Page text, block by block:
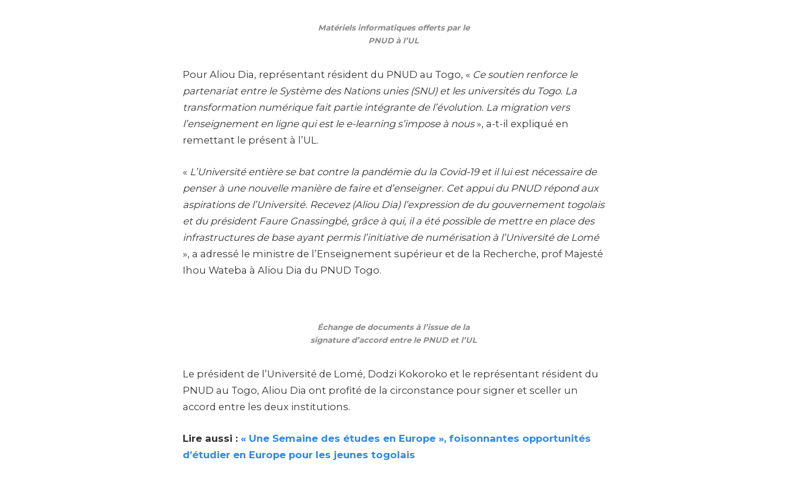
Matériels informatiques offerts par le
PNUD à l’UL
Pour Aliou Dia, représentant résident du PNUD au Togo, « Ce soutien renforce le
partenariat entre le Système des Nations unies (SNU) et les universités du Togo. La
transformation numérique fait partie intégrante de l’évolution. La migration vers
l’enseignement en ligne qui est le e-learning s’impose à nous», a-t-il expliqué en
remettant le présent à l’UL.
« L’Université entière se bat contre la pandémie du la Covid-19 et il lui est nécessaire de
penser à une nouvelle manière de faire et d’enseigner. Cet appui du PNUD répond aux
aspirations de l’Université. Recevez (Aliou Dia) l’expression de du gouvernement togolais
et du président Faure Gnassingbé, grâce à qui, il a été possible de mettre en place des
infrastructures de base ayant permis l’initiative de numérisation à l’Université de Lomé
», a adressé le ministre de l’Enseignement supérieur et de la Recherche, prof Majesté
Ihou Wateba à Aliou Dia du PNUD Togo.
Échange de documents à l’issue de la
signature d’accord entre le PNUD et l’UL
Le président de l’Université de Lomé, Dodzi Kokoroko et le représentant résident du
PNUD au Togo, Aliou Dia ont profité de la circonstance pour signer et sceller un
accord entre les deux institutions.
Lire aussi : « Une Semaine des études en Europe », foisonnantes opportunités
d’étudier en Europe pour les jeunes togolais